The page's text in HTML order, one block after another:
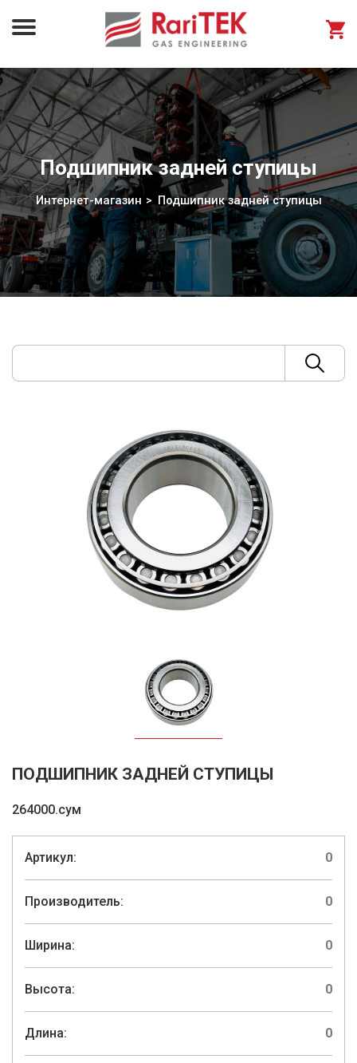
Подшипник задней ступицы
Интернет-магазин Подшипник задней ступицы
ПОДШИПНИК ЗАДНЕЙ СТУПИЦЫ
264000.сум
Артикул: 0
Производитель: 0
Ширина: 0
Высота: 0
Длина: 0